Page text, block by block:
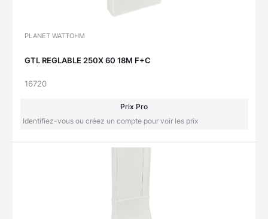
PLANET WATTOHM
GTL REGLABLE 250X 60 18M F+C
16720
Prix Pro
Identifiez-vous ou créez un compte pour voir les prix